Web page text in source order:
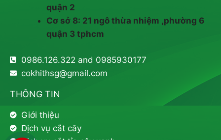
quận 2
Cơ sở 8: 21 ngô thừa nhiệm ,phường 6
quận 3 tphcm
0986.126.322 and 0985930177
cokhithsg@gmail.com
THÔNG TIN
Giới thiệu
Dịch vụ cắt cây